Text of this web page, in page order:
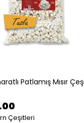
Çeşitleri